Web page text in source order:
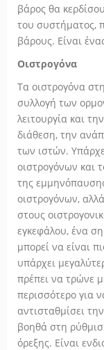
βάρος θα
του συστήματος,
βάρους. Είναι
Οιστρογόνα
Τα οιστρογόνα
συλλογή των
λειτουργία και
διάθεση, την
των ιστών.
οιστρογόνων και
της
οιστρογόνων,
στους
εγκεφάλου, ένα
μπορεί να είναι
υπάρχει
πρέπει να τρώνε
περισσότερο για
αντισταθμίσει
βοηθά στη
όρεξης. Είναι